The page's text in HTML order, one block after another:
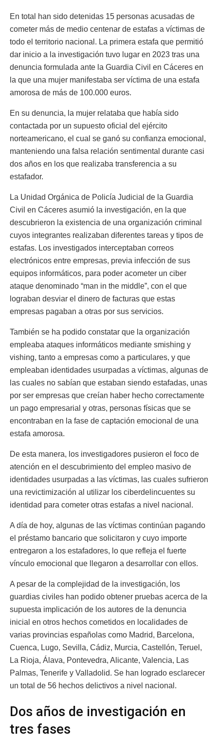
En total han sido detenidas 15 personas acusadas de
cometer más de medio centenar de estafas a víctimas de
todo el territorio nacional. La primera estafa que permitió
dar inicio a la investigación tuvo lugar en 2023 tras una
denuncia formulada ante la Guardia Civil en Cáceres en
la que una mujer manifestaba ser víctima de una estafa
amorosa de más de 100.000 euros.
En su denuncia, la mujer relataba que había sido
contactada por un supuesto oficial del ejército
norteamericano, el cual se ganó su confianza emocional,
manteniendo una falsa relación sentimental durante casi
dos años en los que realizaba transferencia a su
estafador.
La Unidad Orgánica de Policía Judicial de la Guardia
Civil en Cáceres asumió la investigación, en la que
descubrieron la existencia de una organización criminal
cuyos integrantes realizaban diferentes tareas y tipos de
estafas. Los investigados interceptaban correos
electrónicos entre empresas, previa infección de sus
equipos informáticos, para poder acometer un ciber
ataque denominado “man in the middle”, con el que
lograban desviar el dinero de facturas que estas
empresas pagaban a otras por sus servicios.
También se ha podido constatar que la organización
empleaba ataques informáticos mediante smishing y
vishing, tanto a empresas como a particulares, y que
empleaban identidades usurpadas a víctimas, algunas de
las cuales no sabían que estaban siendo estafadas, unas
por ser empresas que creían haber hecho correctamente
un pago empresarial y otras, personas físicas que se
encontraban en la fase de captación emocional de una
estafa amorosa.
De esta manera, los investigadores pusieron el foco de
atención en el descubrimiento del empleo masivo de
identidades usurpadas a las víctimas, las cuales sufrieron
una revictimización al utilizar los ciberdelincuentes su
identidad para cometer otras estafas a nivel nacional.
A día de hoy, algunas de las víctimas continúan pagando
el préstamo bancario que solicitaron y cuyo importe
entregaron a los estafadores, lo que refleja el fuerte
vínculo emocional que llegaron a desarrollar con ellos.
A pesar de la complejidad de la investigación, los
guardias civiles han podido obtener pruebas acerca de la
supuesta implicación de los autores de la denuncia
inicial en otros hechos cometidos en localidades de
varias provincias españolas como Madrid, Barcelona,
Cuenca, Lugo, Sevilla, Cádiz, Murcia, Castellón, Teruel,
La Rioja, Álava, Pontevedra, Alicante, Valencia, Las
Palmas, Tenerife y Valladolid. Se han logrado esclarecer
un total de 56 hechos delictivos a nivel nacional.
Dos años de investigación en
tres fases